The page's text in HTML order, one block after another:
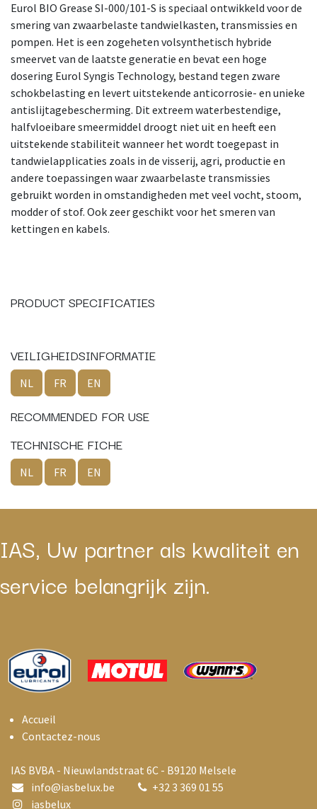
Eurol BIO Grease SI-000/101-S is speciaal ontwikkeld voor de
smering van zwaarbelaste tandwielkasten, transmissies en
pompen. Het is een zogeheten volsynthetisch hybride
smeervet van de laatste generatie en bevat een hoge
dosering Eurol Syngis Technology, bestand tegen zware
schokbelasting en levert uitstekende anticorrosie- en unieke
antislijtagebescherming. Dit extreem waterbestendige,
halfvloeibare smeermiddel droogt niet uit en heeft een
uitstekende stabiliteit wanneer het wordt toegepast in
tandwielapplicaties zoals in de visserij, agri, productie en
andere toepassingen waar zwaarbelaste transmissies
gebruikt worden in omstandigheden met veel vocht, stoom,
modder of stof. Ook zeer geschikt voor het smeren van
kettingen en kabels.
PRODUCT SPECIFICATIES
VEILIGHEIDSINFORMATIE
NL FR EN
RECOMMENDED FOR USE
TECHNISCHE FICHE
NL FR EN
IAS, Uw partner als kwaliteit en
service belangrijk zijn.
Accueil
Contactez-nous
IAS BVBA - Nieuwlandstraat 6C - B9120 Melsele
info@iasbelux.be +32 3 369 01 55
iasbelux